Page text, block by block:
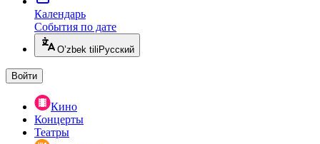
Календарь
События по дате
O’zbek tili Русский
Войти
Кино
Концерты
Театры